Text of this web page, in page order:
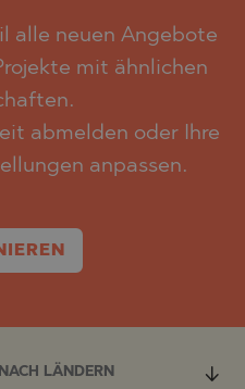
alle neuen Angebote
mit ähnlichen
abmelden oder Ihre
anpassen.
LÄNDERN